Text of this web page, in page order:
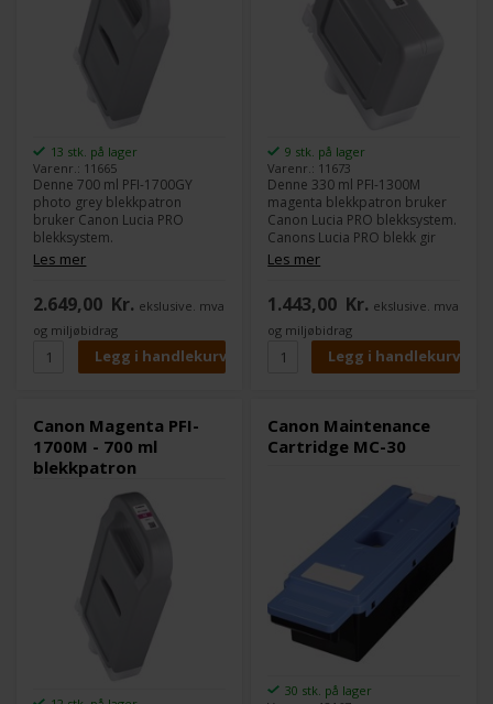
13 stk. på lager
Varenr.: 11665
Denne 700 ml PFI-1700GY
photo grey blekkpatron
bruker Canon Lucia PRO
blekksystem.
Canons Lucia PRO blekk gir
god densitet i fargene og et
Innhold:700 ml
Type: Canon Lucia PRO
Farge:
Photo Grey
Canon imagePROGRAF PRO
2000
Canon imagePROGRAF PRO
Canon imagePROGRAF PRO
Canon imagePROGRAF PRO
Les mer
2.649,00 Kr. ekslusive. mva
og miljøbidrag
9 stk. på lager
Varenr.: 11673
Denne 330 ml PFI-1300M
magenta blekkpatron bruker
Canon Lucia PRO blekksystem.
Canons Lucia PRO blekk gir
god densitet i fargene og et
stort fargespekter.
Innhold:330 ml
Type:Canon Lucia PRO
Farge:Magenta
Kompatible med følgende
2000
Canon imagePROGRAF PRO
Canon imagePROGRAF PRO
Canon imagePROGRAF PRO
Les mer
1.443,00 Kr. ekslusive. mva
og miljøbidrag
Canon Magenta PFI-
1700M - 700 ml
blekkpatron
Canon Maintenance
Cartridge MC-30
30 stk. på lager